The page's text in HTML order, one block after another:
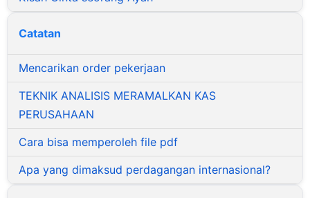
Catatan
Mencarikan order pekerjaan
TEKNIK ANALISIS MERAMALKAN KAS
PERUSAHAAN
Cara bisa memperoleh file pdf
Apa yang dimaksud perdagangan internasional?